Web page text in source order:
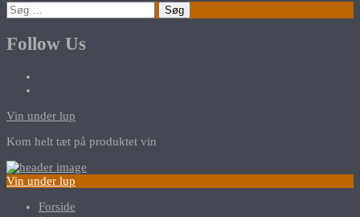
Søg
efter:
Follow Us
Vin under lup
Kom helt tæt på produktet vin
Vin under lup
Forside